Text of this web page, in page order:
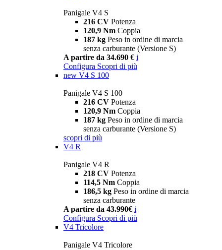
Panigale V4 S
216 CV Potenza
120,9 Nm Coppia
187 kg Peso in ordine di marcia
senza carburante (Versione S)
A partire da 34.690 € i
Configura Scopri di più
new V4 S 100
Panigale V4 S 100
216 CV Potenza
120,9 Nm Coppia
187 kg Peso in ordine di marcia
senza carburante (Versione S)
scopri di più
V4 R
Panigale V4 R
218 CV Potenza
114,5 Nm Coppia
186,5 kg Peso in ordine di marcia
senza carburante
A partire da 43.990€ i
Configura Scopri di più
V4 Tricolore
Panigale V4 Tricolore